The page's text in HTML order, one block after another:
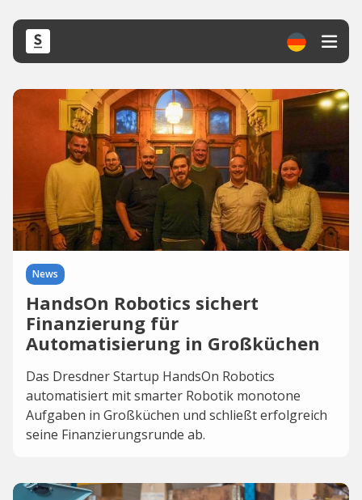
News
HandsOn Robotics sichert
Finanzierung für
Automatisierung in Großküchen
Das Dresdner Startup HandsOn Robotics
automatisiert mit smarter Robotik monotone
Aufgaben in Großküchen und schließt erfolgreich
seine Finanzierungsrunde ab.